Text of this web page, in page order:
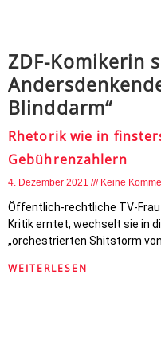
ZDF-Komikerin
Blinddarm“
Rhetorik wie in
Gebührenzahlern
4. Dezember 2021 Keine
Öffentlich-rechtliche TV-
Kritik erntet, wechselt sie in
„orchestrierten Shitstorm
WEITERLESEN